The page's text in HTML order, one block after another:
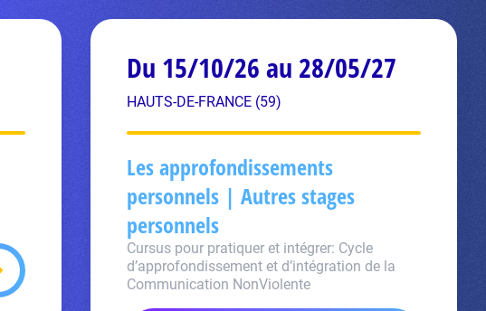
Du 15/10/26 au 28/05/27
HAUTS-DE-FRANCE (59)
Les approfondissements
personnels | Autres stages
personnels
Cursus pour pratiquer et intégrer: Cycle
d’approfondissement et d’intégration de la
Communication NonViolente